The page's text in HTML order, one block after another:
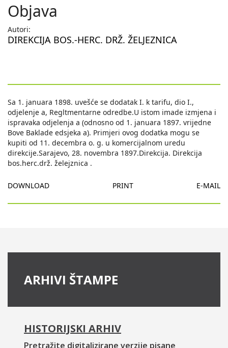
Objava
Autori:
DIREKCIJA BOS.-HERC. DRŽ. ŽELJEZNICA
Sa 1. januara 1898. uvešće se dodatak I. k tarifu, dio I.,
odjelenje a, Regltmentarne odredbe.U istom imade izmjena i
ispravaka odjelenja a (odnosno od 1. januara 1897. vrijedne
Bove Baklade edsjeka a). Primjeri ovog dodatka mogu se
kupiti od 11. decembra o. g. u komercijalnom uredu
direkcije.Sarajevo, 28. novembra 1897.Direkcija. Direkcija
bos.herc.drž. želejznica .
DOWNLOAD PRINT E-MAIL
ARHIVI ŠTAMPE
HISTORIJSKI ARHIV
Pretražite digitalizirane verzije pisane